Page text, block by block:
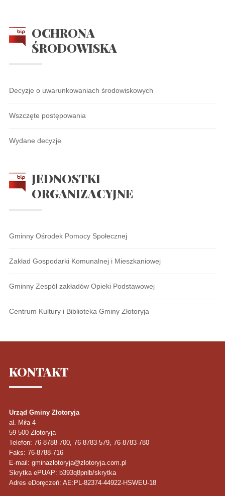
OCHRONA
ŚRODOWISKA
Decyzje o uwarunkowaniach środowiskowych
Wszczęte postępowania
Wydane decyzje
JEDNOSTKI
ORGANIZACYJNE
Gminny Ośrodek Pomocy Społecznej
Zakład Gospodarki Komunalnej i Mieszkaniowej
Gminny Zespół zakładów Opieki Podstawowej
Centrum Kultury i Biblioteka Gminy Złotoryja
KONTAKT
Urząd Gminy Złotoryja
al. Miła 4
59-500 Złotoryja
Telefon: 76-8788-700, 76-8783-579, 76-8783-780
Faks: 76-8788-716
E-mail: gminazlotoryja@zlotoryja.com.pl
Skrytka ePUAP: b393q8pnlb/skrytka
Adres eDoręczeń: AE:PL-82374-44922-HSWEU-18